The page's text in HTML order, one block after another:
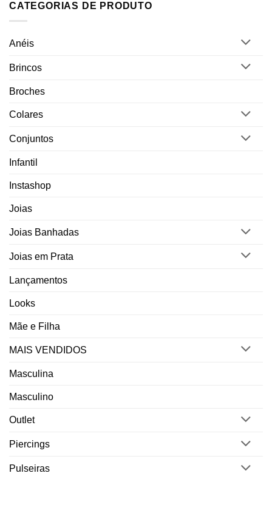
CATEGORIAS DE PRODUTO
Anéis
Brincos
Broches
Colares
Conjuntos
Infantil
Instashop
Joias
Joias Banhadas
Joias em Prata
Lançamentos
Looks
Mãe e Filha
MAIS VENDIDOS
Masculina
Masculino
Outlet
Piercings
Pulseiras